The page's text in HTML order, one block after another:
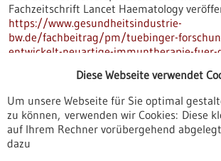
Fachzeitschrift Lancet Haematology
https://www.gesundheitsindustrie-
bw.de/fachbeitrag/pm/tuebinger-
entwickelt-neuartige-immuntherapie-fuer-
Pressemitteilung - 21.01.2026
Ausschreibung für
Landes 2026 gestartet
Diese Webseite verwendet
Um unsere Webseite für Sie optimal
zu können, verwenden wir Cookies: Diese
auf Ihrem Rechner vorübergehend
dazu